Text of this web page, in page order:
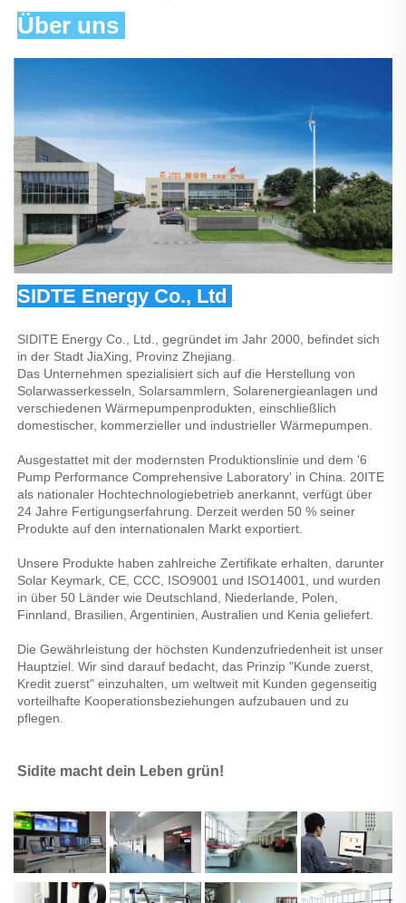
Über uns
SIDTE Energy Co., Ltd
SIDITE Energy Co., Ltd., gegründet im Jahr 2000, befindet sich
in der Stadt JiaXing, Provinz Zhejiang.
Das Unternehmen spezialisiert sich auf die Herstellung von
Solarwasserkesseln, Solarsammlern, Solarenergieanlagen und
verschiedenen Wärmepumpenprodukten, einschließlich
domestischer, kommerzieller und industrieller Wärmepumpen.
Ausgestattet mit der modernsten Produktionslinie und dem '6
Pump Performance Comprehensive Laboratory' in China. 20ITE
als nationaler Hochtechnologiebetrieb anerkannt, verfügt über
24 Jahre Fertigungserfahrung. Derzeit werden 50 % seiner
Produkte auf den internationalen Markt exportiert.
Unsere Produkte haben zahlreiche Zertifikate erhalten, darunter
Solar Keymark, CE, CCC, ISO9001 und ISO14001, und wurden
in über 50 Länder wie Deutschland, Niederlande, Polen,
Finnland, Brasilien, Argentinien, Australien und Kenia geliefert.
Die Gewährleistung der höchsten Kundenzufriedenheit ist unser
Hauptziel. Wir sind darauf bedacht, das Prinzip "Kunde zuerst,
Kredit zuerst" einzuhalten, um weltweit mit Kunden gegenseitig
vorteilhafte Kooperationsbeziehungen aufzubauen und zu
pflegen.
Sidite macht dein Leben grün!